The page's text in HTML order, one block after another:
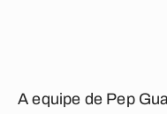
A equipe de Pep